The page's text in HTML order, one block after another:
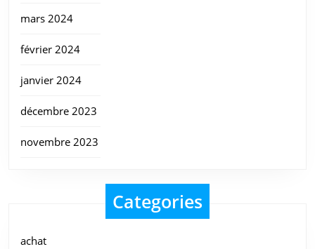
mars 2024
février 2024
janvier 2024
décembre 2023
novembre 2023
Categories
achat